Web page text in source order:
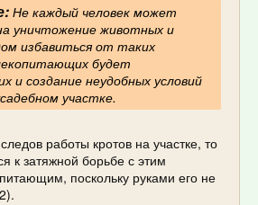
Не каждый человек может
уничтожение животных и
избавиться от таких
будет
и создание неудобных условий
участке.
работы кротов на участке, то
к затяжной борьбе с этим
поскольку руками его не